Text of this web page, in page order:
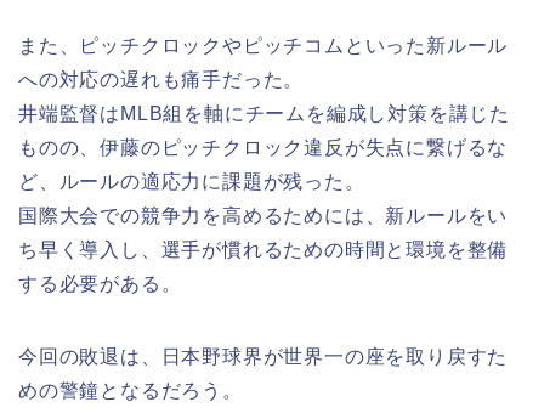
また、ピッチクロックやピッチコムといった新ルール
への対応の遅れも痛手だった。
井端監督はMLB組を軸にチームを編成し対策を講じた
ものの、伊藤のピッチクロック違反が失点に繋げるな
ど、ルールの適応力に課題が残った。
国際大会での競争力を高めるためには、新ルールをい
ち早く導入し、選手が慣れるための時間と環境を整備
する必要がある。
今回の敗退は、日本野球界が世界一の座を取り戻すた
めの警鐘となるだろう。